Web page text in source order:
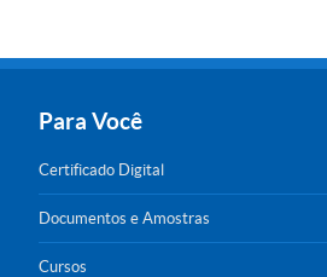
Para Você
Certificado Digital
Documentos e Amostras
Cursos